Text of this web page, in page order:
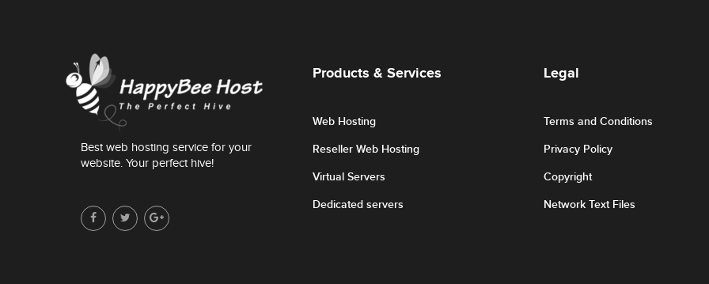
Best web hosting service for your
website. Your perfect hive!
Products & Services
Web Hosting
Reseller Web Hosting
Virtual Servers
Dedicated servers
Legal
Terms and Conditions
Privacy Policy
Copyright
Network Text Files